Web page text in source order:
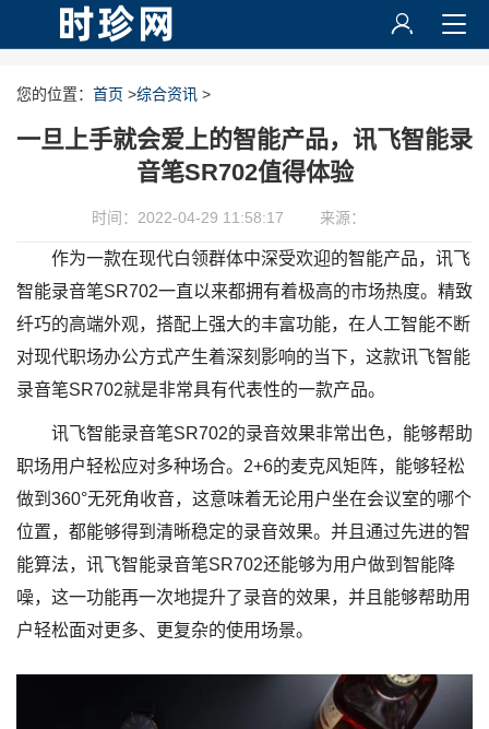
您的位置： 首页 >综合资讯 >
一旦上手就会爱上的智能产品，讯飞智能录
音笔SR702值得体验
时间：2022-04-29 11:58:17 来源：
作为一款在现代白领群体中深受欢迎的智能产品，讯飞
智能录音笔SR702一直以来都拥有着极高的市场热度。精致
纤巧的高端外观，搭配上强大的丰富功能，在人工智能不断
对现代职场办公方式产生着深刻影响的当下，这款讯飞智能
录音笔SR702就是非常具有代表性的一款产品。
讯飞智能录音笔SR702的录音效果非常出色，能够帮助
职场用户轻松应对多种场合。2+6的麦克风矩阵，能够轻松
做到360°无死角收音，这意味着无论用户坐在会议室的哪个
位置，都能够得到清晰稳定的录音效果。并且通过先进的智
能算法，讯飞智能录音笔SR702还能够为用户做到智能降
噪，这一功能再一次地提升了录音的效果，并且能够帮助用
户轻松面对更多、更复杂的使用场景。